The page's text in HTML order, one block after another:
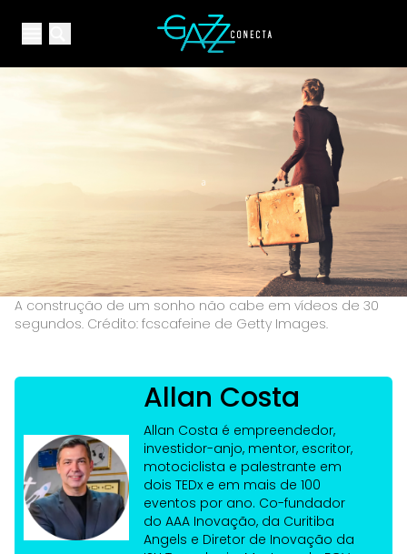
Open main menuYour Company
A construção de um sonho não cabe em vídeos de 30
segundos. Crédito: fcscafeine de Getty Images.
Allan Costa
Allan Costa é empreendedor,
investidor-anjo, mentor, escritor,
motociclista e palestrante em
dois TEDx e em mais de 100
eventos por ano. Co-fundador
do AAA Inovação, da Curitiba
Angels e Diretor de Inovação da